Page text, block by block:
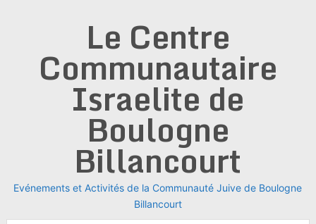
Le Centre
Communautaire
Israelite de
Boulogne
Billancourt
Evénements et Activités de la Communauté Juive de Boulogne
Billancourt